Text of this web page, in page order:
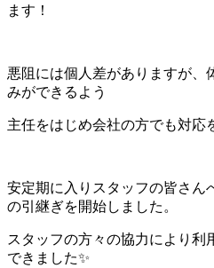
ます！
悪阻には個人差がありますが、
みができるよう
主任をはじめ会社の方でも対応
安定期に入りスタッフの皆さん
の引継ぎを開始しました。
スタッフの方々の協力により利
できました✨